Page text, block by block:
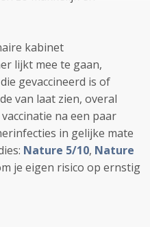
kabinet
lijkt mee te gaan,
gevaccineerd is of
van laat zien, overal
na een paar
in gelijke mate
Nature 5/10, Nature
je eigen risico op ernstig